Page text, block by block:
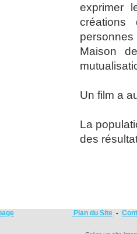
exprimer
créations
Maison
Un film a
La
des
Plan du Site -